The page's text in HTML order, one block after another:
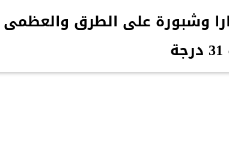
وشبورة على الطرق والعظمى